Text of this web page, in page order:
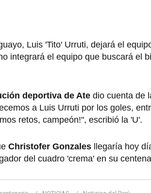
Luis 'Tito' Urruti, dejará el
integrará el equipo que buscará el
deportiva de Ate dio cuenta de
a Luis Urruti por los goles,
retos, campeón!", escribió la 'U'.
Christofer Gonzales
llegaría hoy
del cuadro 'crema' en su